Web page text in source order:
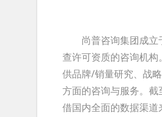
尚普咨询集团成立
查许可资质的咨询机
供品牌/销量研究、战
方面的咨询与服务。
借国内全面的数据渠